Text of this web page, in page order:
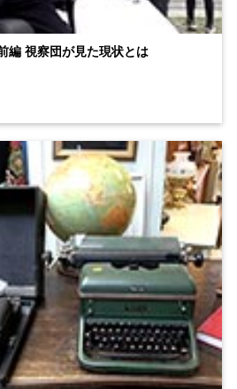
編 視察団が見た現状とは